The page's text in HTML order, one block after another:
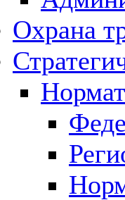
Охрана